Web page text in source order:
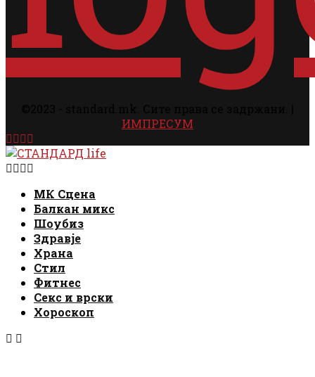
ИМПРЕСУМ
Facebook
Instagram
Email
Facebook
Instagram
Email
МК Сцена
Балкан микс
Шоубиз
Здравје
Храна
Стил
Фитнес
Секс и врски
Хороскоп